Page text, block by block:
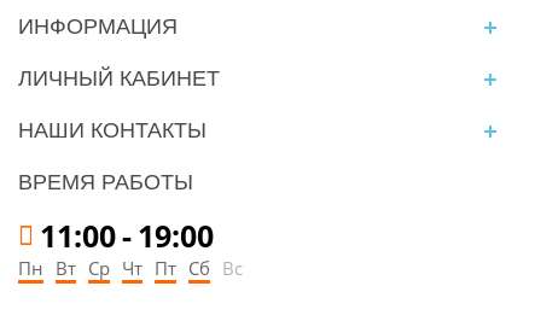
ИНФОРМАЦИЯ
ЛИЧНЫЙ КАБИНЕТ
НАШИ КОНТАКТЫ
ВРЕМЯ РАБОТЫ
11:00-19:00
Пн Вт Ср Чт Пт Сб Вс